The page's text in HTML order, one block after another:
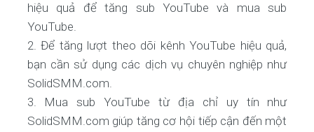
hiệu quả để tăng sub YouTube và mua sub
YouTube.
Để tăng lượt theo dõi kênh YouTube hiệu quả,
bạn cần sử dụng các dịch vụ chuyên nghiệp như
SolidSMM.com.
Mua sub YouTube từ địa chỉ uy tín như
SolidSMM.com giúp tăng cơ hội tiếp cận đến một